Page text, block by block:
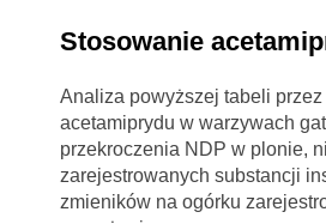
Stosowanie
Analiza powyższej tabeli
acetamiprydu w warzywach
przekroczenia NDP w plonie,
zarejestrowanych substancji
zmieników na ogórku